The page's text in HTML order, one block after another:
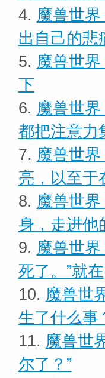
4. 魔兽世
出自己的悲
5. 魔兽世
下
6. 魔兽世
都把注意力
7. 魔兽世
亮，以至于
8. 魔兽世
身，走进他
9. 魔兽世
死了。”就在
10. 魔兽世
生了什么事
11. 魔兽世
尔了？”